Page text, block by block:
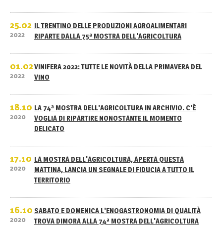
25.02
2022
IL TRENTINO DELLE PRODUZIONI AGROALIMENTARI
RIPARTE DALLA 75ª MOSTRA DELL'AGRICOLTURA
01.02
2022
VINIFERA 2022: TUTTE LE NOVITÀ DELLA PRIMAVERA DEL
VINO
18.10
2020
LA 74ª MOSTRA DELL'AGRICOLTURA IN ARCHIVIO. C'È
VOGLIA DI RIPARTIRE NONOSTANTE IL MOMENTO
DELICATO
17.10
2020
LA MOSTRA DELL'AGRICOLTURA, APERTA QUESTA
MATTINA, LANCIA UN SEGNALE DI FIDUCIA A TUTTO IL
TERRITORIO
16.10
2020
SABATO E DOMENICA L'ENOGASTRONOMIA DI QUALITÀ
TROVA DIMORA ALLA 74ª MOSTRA DELL'AGRICOLTURA